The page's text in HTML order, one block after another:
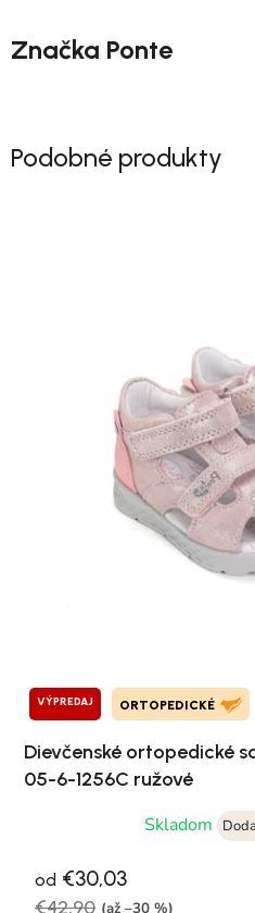
Značka Ponte
Podobné produkty
VÝPREDAJ ORTOPEDICKÉ
Dievčenské ortopedické
05-6-1256C ružové
Skladom
od €30,03
€42,90 (až –30 %)